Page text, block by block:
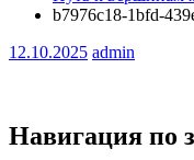
b7976c18-1bfd-
12.10.2025 admin
Навигация по